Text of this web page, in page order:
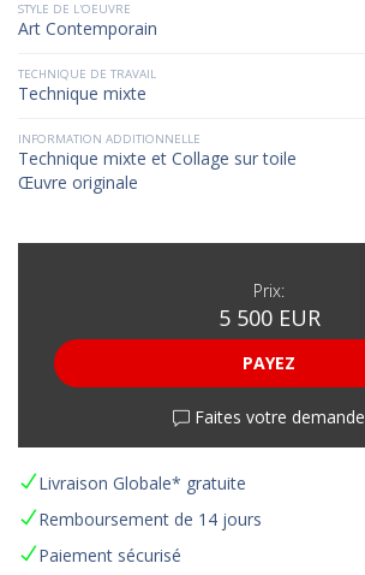
STYLE DE L'OEUVRE
Art Contemporain
TECHNIQUE DE TRAVAIL
Technique mixte
INFORMATION ADDITIONNELLE
Technique mixte et Collage sur toile
Œuvre originale
Prix:
5 500 EUR
PAYEZ
Faites votre demande
Livraison Globale* gratuite
Remboursement de 14 jours
Paiement sécurisé